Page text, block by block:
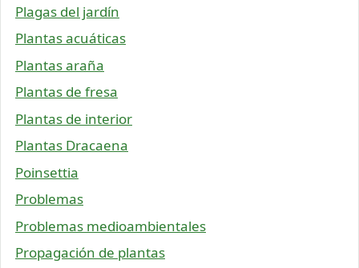
Plagas del jardín
Plantas acuáticas
Plantas araña
Plantas de fresa
Plantas de interior
Plantas Dracaena
Poinsettia
Problemas
Problemas medioambientales
Propagación de plantas